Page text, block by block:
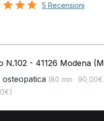
5 Recensioni
N.102 - 41126 Modena
osteopatica(80 min ·